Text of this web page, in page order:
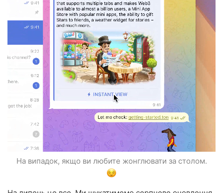
На випадок, якщо ви любите жонглювати за столом.